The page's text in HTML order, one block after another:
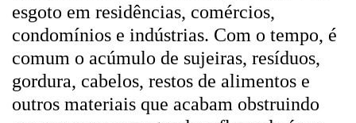
esgoto em residências, comércios,
condomínios e indústrias. Com o tempo, é
comum o acúmulo de sujeiras, resíduos,
gordura, cabelos, restos de alimentos e
outros materiais que acabam obstruindo